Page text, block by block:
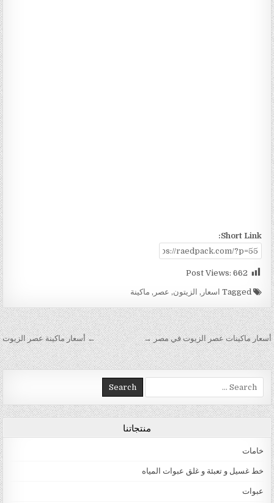
Short Link:
Post Views: 662
Tagged اسعار , الزيتون, عصر , ماكينة
تصفّح المقالات ← أسعار ماكينة عصر الزيوت أسعار ماكينات عصر الزيوت في مصر →
Search for:
منتجاتنا
خامات
خط غسيل و تعبئة و غلق عبوات المياه
عبوات